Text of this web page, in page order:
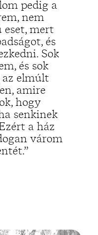
pedig a
nem
mert
és
Sok
és sok
elmúlt
amire
hogy
senkinek
a ház
várom